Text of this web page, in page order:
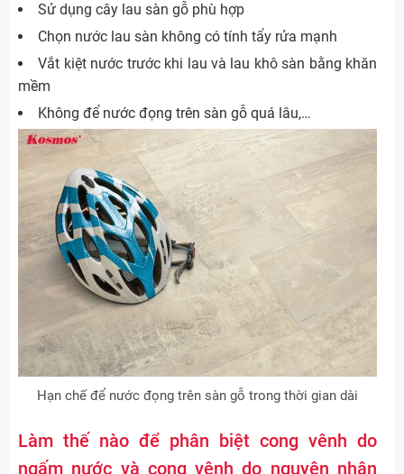
Sử dụng cây lau sàn gỗ phù hợp
Chọn nước lau sàn không có tính tẩy rửa mạnh
Vắt kiệt nước trước khi lau và lau khô sàn bằng khăn
mềm
Không để nước đọng trên sàn gỗ quá lâu,…
Hạn chế để nước đọng trên sàn gỗ trong thời gian dài
Làm thế nào để phân biệt cong vênh do
ngấm nước và cong vênh do nguyên nhân